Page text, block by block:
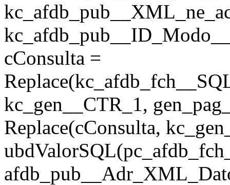
cConsulta =
kc_gen__CTR_1,
Replace(cConsulta,